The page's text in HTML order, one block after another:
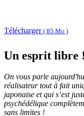
Télécharger ( 85 Mo )
Un esprit libre !
On vous parle
réalisateur tout à fait
japonaise et qui s’est
psychédélique
sans limites !